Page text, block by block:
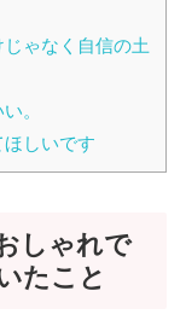
ゃなく自信の土
。
しいです
しゃれで
たこと